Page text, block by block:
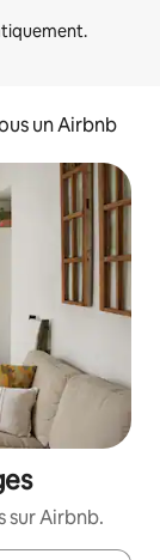
un Airbnb
sur Airbnb.